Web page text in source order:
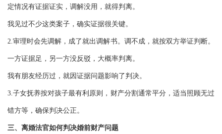
定情况有证据证实，调解没用，就得判离。
我见过不少这类案子，确实证据很关键。
2.审理时会先调解，成了就出调解书。调不成，就按双方举证判断。
一方证据足，另一方没反驳，大概率判离。
我有朋友经历过，就因证据问题影响了判决。
3.子女抚养按对孩子最有利原则，财产分割通常平分，适当照顾无过
错方等，确保判决公正。
三、离婚法官如何判决婚前财产问题